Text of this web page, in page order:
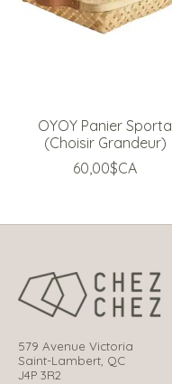
OYOY Panier Sporta
(Choisir Grandeur)
60,00$CA
579 Avenue Victoria
Saint-Lambert, QC
J4P 3R2